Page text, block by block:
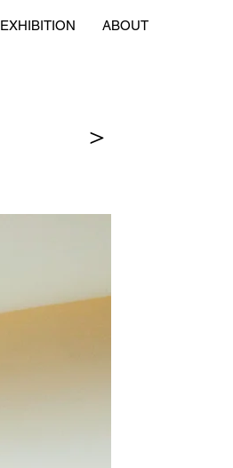
EXHIBITION ABOUT
＞